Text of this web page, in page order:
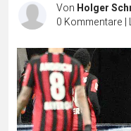
Von Holger
0 Kommentare |